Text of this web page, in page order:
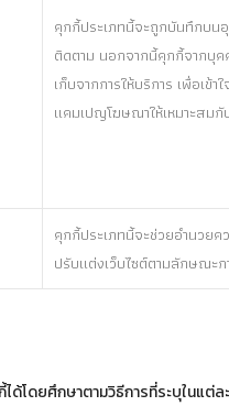
คุกกี้ประเภทนี้จะถูกบันทึกบน
ติดตาม นอกจากนี้คุกกี้จากบุค
เก็บจากการให้บริการ เพื่อเข้
แคมเปญโฆษณาให้เหมาะสม
คุกกี้ประเภทนี้จะช่วยอำนวยค
ปรับแต่งเว็บไซต์ตามลักษณะก
โดยศึกษาตามวิธีการที่ระบุในแต่ล